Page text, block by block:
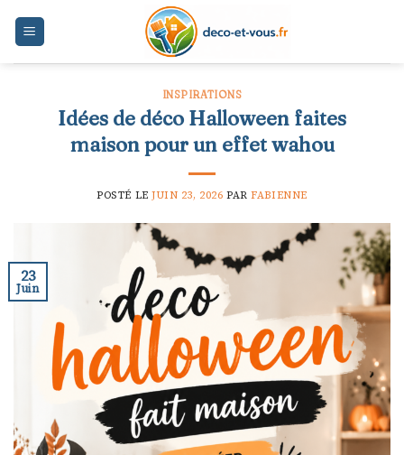
INSPIRATIONS
Idées de déco Halloween faites
maison pour un effet wahou
POSTÉ LEJUIN 23, 2026 PARFABIENNE
23
Juin